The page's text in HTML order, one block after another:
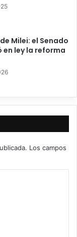
Milei: el Senado
en ley la reforma
Los campos